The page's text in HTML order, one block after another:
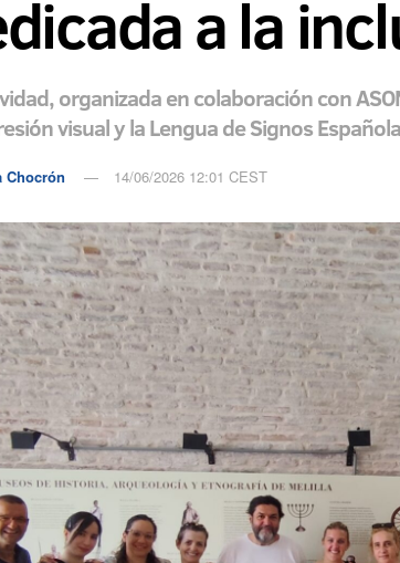
a la
organizada en colaboración con
visual y la Lengua de Signos Española
Chocrón 14/06/2026 12:01 CEST